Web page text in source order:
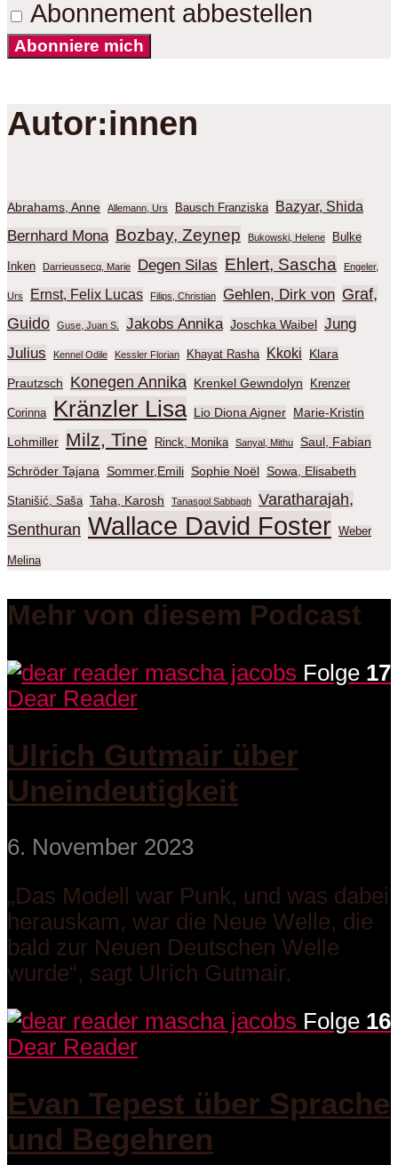
Abonnement abbestellen
Abonniere mich
Autor:innen
Abrahams, Anne Allemann, Urs Bausch Franziska Bazyar, Shida
Bernhard Mona Bozbay, Zeynep Bukowski, Helene Bulke
Inken Darrieussecq, Marie Degen Silas Ehlert, Sascha Engeler,
Urs Ernst, Felix Lucas Filips, Christian Gehlen, Dirk von Graf,
Guido
Guse, Juan S. Jakobs Annika Joschka Waibel Jung
Julius
Kennel Odile Kessler Florian Khayat Rasha Kkoki Klara
Prautzsch Konegen Annika Krenkel Gewndolyn Krenzer
Corinna Kränzler Lisa Lio Diona Aigner Marie-Kristin
Lohmiller Milz, Tine Rinck, Monika Sanyal, Mithu Saul, Fabian
Schröder Tajana Sommer,Emili Sophie Noël Sowa, Elisabeth
Stanišić, Saša Taha, Karosh Tanasgol Sabbagh
Varatharajah,
Senthuran Wallace David Foster Weber
Melina
Mehr von diesem Podcast
Folge 17
Dear Reader
Ulrich Gutmair über
Uneindeutigkeit
6. November 2023
„Das Modell war Punk, und was dabei
herauskam, war die Neue Welle, die
bald zur Neuen Deutschen Welle
wurde“, sagt Ulrich Gutmair.
Folge 16
Dear Reader
Evan Tepest über Sprache
und Begehren